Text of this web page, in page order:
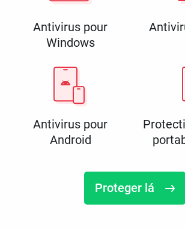
Antivirus pour
Windows
Antivirus pour
Android
Proteger lá